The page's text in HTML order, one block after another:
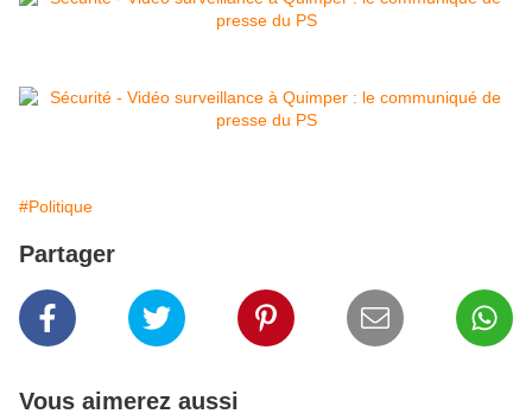
#Politique
Partager
Vous aimerez aussi